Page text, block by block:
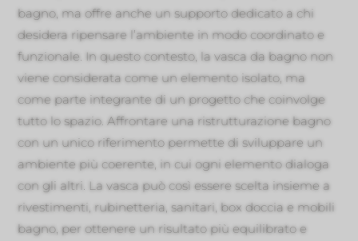
bagno, ma offre anche un supporto dedicato a chi
desidera ripensare l’ambiente in modo coordinato e
funzionale. In questo contesto, la vasca da bagno non
viene considerata come un elemento isolato, ma
come parte integrante di un progetto che coinvolge
tutto lo spazio. Affrontare una ristrutturazione bagno
con un unico riferimento permette di sviluppare un
ambiente più coerente, in cui ogni elemento dialoga
con gli altri. La vasca può così essere scelta insieme a
rivestimenti, rubinetteria, sanitari, box doccia e mobili
bagno, per ottenere un risultato più equilibrato e